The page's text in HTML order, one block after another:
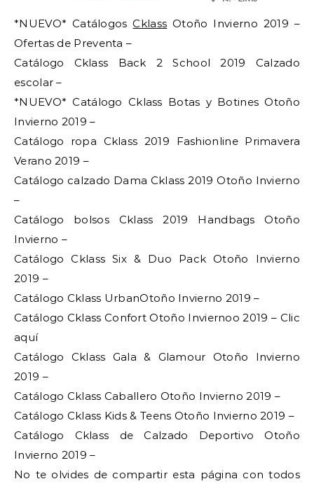
*NUEVO* CatálogosCklass Otoño Invierno 2019 –
Ofertas de Preventa –
Catálogo Cklass Back 2 School 2019 Calzado
escolar –
*NUEVO* Catálogo Cklass Botas y Botines Otoño
Invierno 2019 –
Catálogo ropa Cklass 2019 Fashionline Primavera
Verano 2019 –
Catálogo calzado Dama Cklass 2019 Otoño Invierno
–
Catálogo bolsos Cklass 2019 Handbags Otoño
Invierno –
Catálogo Cklass Six & Duo Pack Otoño Invierno
2019 –
Catálogo Cklass UrbanOtoño Invierno 2019 –
Catálogo Cklass Confort Otoño Inviernoo 2019 – Clic
aquí
Catálogo Cklass Gala & Glamour Otoño Invierno
2019 –
Catálogo Cklass Caballero Otoño Invierno 2019 –
Catálogo Cklass Kids & Teens Otoño Invierno 2019 –
Catálogo Cklass de Calzado Deportivo Otoño
Invierno 2019 –
No te olvides de compartir esta página con todos